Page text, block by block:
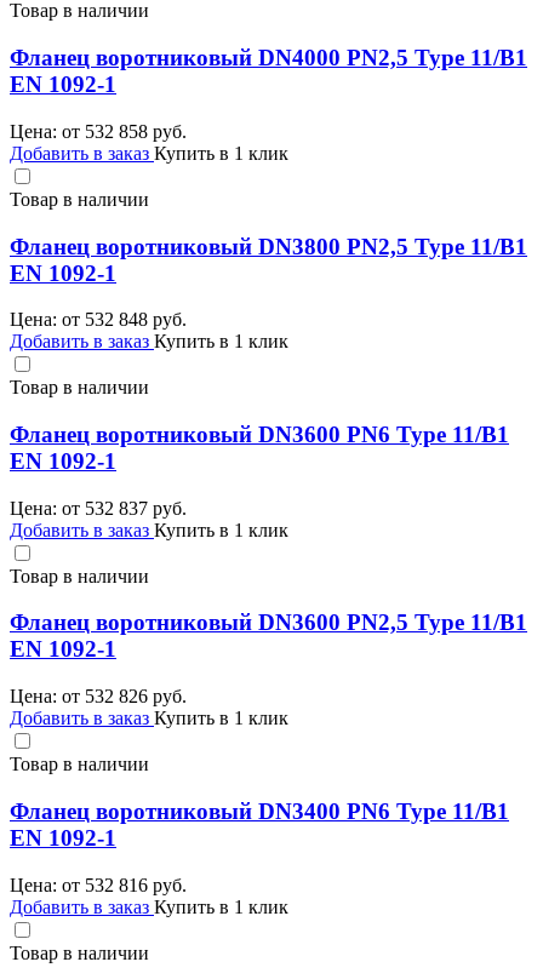
Товар в наличии
Фланец воротниковый DN4000 PN2,5 Type 11/B1
EN 1092-1
Цена: от 532 858 руб.
Добавить в заказ Купить в 1 клик
Товар в наличии
Фланец воротниковый DN3800 PN2,5 Type 11/B1
EN 1092-1
Цена: от 532 848 руб.
Добавить в заказ Купить в 1 клик
Товар в наличии
Фланец воротниковый DN3600 PN6 Type 11/B1
EN 1092-1
Цена: от 532 837 руб.
Добавить в заказ Купить в 1 клик
Товар в наличии
Фланец воротниковый DN3600 PN2,5 Type 11/B1
EN 1092-1
Цена: от 532 826 руб.
Добавить в заказ Купить в 1 клик
Товар в наличии
Фланец воротниковый DN3400 PN6 Type 11/B1
EN 1092-1
Цена: от 532 816 руб.
Добавить в заказ Купить в 1 клик
Товар в наличии